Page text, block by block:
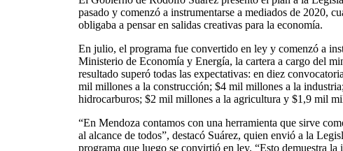
pasado y comenzó a instrumentarse a mediados de 2020,
obligaba a pensar en salidas creativas para la economía.
En julio, el programa fue convertido en ley y comenzó a
Ministerio de Economía y Energía, la cartera a cargo del
resultado superó todas las expectativas: en diez
mil millones a la construcción; $4 mil millones a la
hidrocarburos; $2 mil millones a la agricultura y $1,9 mil
“En Mendoza contamos con una herramienta que sirve
al alcance de todos”, destacó Suárez, quien envió a la
programa que luego se convirtió en ley. “Esto demuestra la